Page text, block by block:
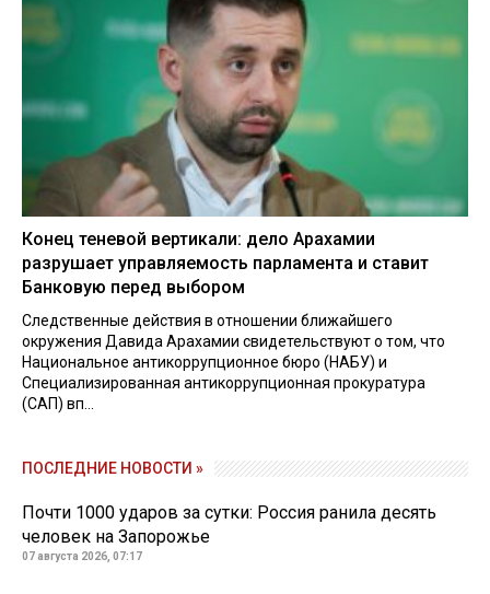
Конец теневой вертикали: дело Арахамии
разрушает управляемость парламента и ставит
Банковую перед выбором
Следственные действия в отношении ближайшего
окружения Давида Арахамии свидетельствуют о том, что
Национальное антикоррупционное бюро (НАБУ) и
Специализированная антикоррупционная прокуратура
(САП) вп...
ПОСЛЕДНИЕ НОВОСТИ »
Почти 1000 ударов за сутки: Россия ранила десять
человек на Запорожье
07 августа 2026, 07:17